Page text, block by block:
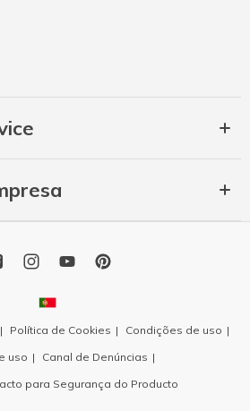
Política de Cookies
Condições de uso
uso
Canal de Denúncias
para Segurança do Producto